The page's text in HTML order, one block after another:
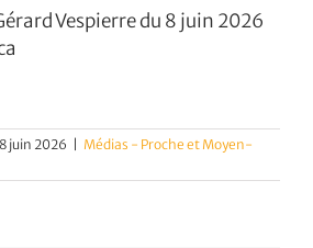
Vespierre du 8 juin 2026
8 juin 2026
Médias - Proche et Moyen-